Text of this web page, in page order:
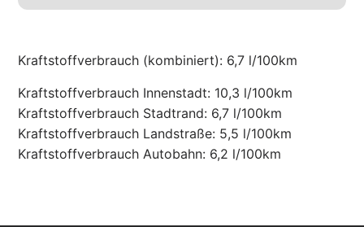
Kraftstoffverbrauch (kombiniert): 6,7 l/100km
Kraftstoffverbrauch Innenstadt: 10,3 l/100km
Kraftstoffverbrauch Stadtrand: 6,7 l/100km
Kraftstoffverbrauch Landstraße: 5,5 l/100km
Kraftstoffverbrauch Autobahn: 6,2 l/100km